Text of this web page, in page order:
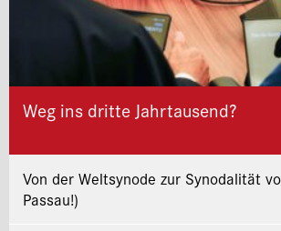
Weg ins dritte Jahrtausend?
Von der Weltsynode zur Synodalität
Passau!)